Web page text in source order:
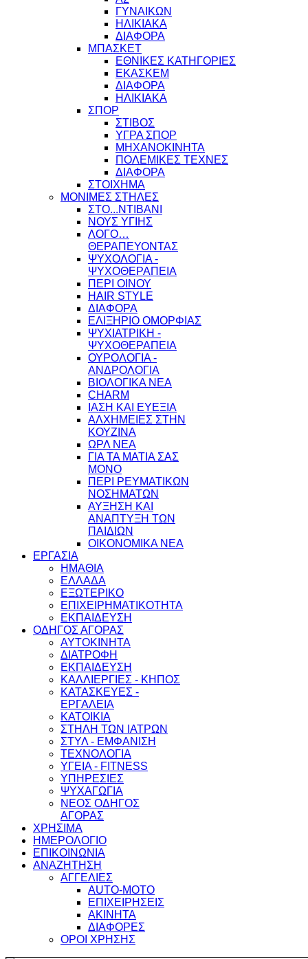
ΓΥΝΑΙΚΩΝ
ΗΛΙΚΙΑΚΑ
ΔΙΑΦΟΡΑ
ΜΠΑΣΚΕΤ
ΕΘΝΙΚΕΣ ΚΑΤΗΓΟΡΙΕΣ
ΕΚΑΣΚΕΜ
ΔΙΑΦΟΡΑ
ΗΛΙΚΙΑΚΑ
ΣΠΟΡ
ΣΤΙΒΟΣ
ΥΓΡΑ ΣΠΟΡ
ΜΗΧΑΝΟΚΙΝΗΤΑ
ΠΟΛΕΜΙΚΕΣ ΤΕΧΝΕΣ
ΔΙΑΦΟΡΑ
ΣΤΟΙΧΗΜΑ
ΜΟΝΙΜΕΣ ΣΤΗΛΕΣ
ΣΤΟ...ΝΤΙΒΑΝΙ
ΝΟΥΣ ΥΓΙΗΣ
ΛΟΓΟ…
ΘΕΡΑΠΕΥΟΝΤΑΣ
ΨΥΧΟΛΟΓΙΑ -
ΨΥΧΟΘΕΡΑΠΕΙΑ
ΠΕΡΙ ΟΙΝΟΥ
HAIR STYLE
ΔΙΑΦΟΡΑ
ΕΛΙΞΗΡΙΟ ΟΜΟΡΦΙΑΣ
ΨΥΧΙΑΤΡΙΚΗ -
ΨΥΧΟΘΕΡΑΠΕΙΑ
ΟΥΡΟΛΟΓΙΑ -
ΑΝΔΡΟΛΟΓΙΑ
ΒΙΟΛΟΓΙΚΑ ΝΕΑ
CHARM
ΙΑΣΗ ΚΑΙ ΕΥΕΞΙΑ
ΑΛΧΗΜΕΙΕΣ ΣΤΗΝ
ΚΟΥΖΙΝΑ
ΩΡΛ ΝEA
ΓΙΑ ΤΑ ΜΑΤΙΑ ΣΑΣ
ΜΟΝΟ
ΠΕΡΙ ΡΕΥΜΑΤΙΚΩΝ
ΝΟΣΗΜΑΤΩΝ
ΑΥΞΗΣΗ ΚΑΙ
ΑΝΑΠΤΥΞΗ ΤΩΝ
ΠΑΙΔΙΩΝ
ΟΙΚΟΝΟΜΙΚΑ ΝΕΑ
ΕΡΓΑΣΙΑ
ΗΜΑΘΙΑ
ΕΛΛΑΔΑ
ΕΞΩΤΕΡΙΚΟ
ΕΠΙΧΕΙΡΗΜΑΤΙΚΟΤΗΤΑ
ΕΚΠΑΙΔΕΥΣΗ
ΟΔΗΓΟΣ ΑΓΟΡΑΣ
ΑΥΤΟΚΙΝΗΤΑ
ΔΙΑΤΡΟΦΗ
ΕΚΠΑΙΔΕΥΣΗ
ΚΑΛΛΙΕΡΓΙΕΣ - ΚΗΠΟΣ
ΚΑΤΑΣΚΕΥΕΣ -
ΕΡΓΑΛΕΙΑ
ΚΑΤΟΙΚΙΑ
ΣΤΗΛΗ ΤΩΝ ΙΑΤΡΩΝ
ΣΤΥΛ - ΕΜΦΑΝΙΣΗ
ΤΕΧΝΟΛΟΓΙΑ
ΥΓΕΙΑ - FITNESS
ΥΠΗΡΕΣΙΕΣ
ΨΥΧΑΓΩΓΙΑ
ΝΕΟΣ ΟΔΗΓΟΣ
ΑΓΟΡΑΣ
ΧΡΗΣΙΜΑ
ΗΜΕΡΟΛΟΓΙΟ
ΕΠΙΚΟΙΝΩΝΙΑ
ΑΝΑΖΗΤΗΣΗ
ΑΓΓΕΛΙΕΣ
AUTO-MOTO
ΕΠΙΧΕΙΡΗΣΕΙΣ
ΑΚΙΝΗΤΑ
ΔΙΑΦΟΡΕΣ
ΟΡΟΙ ΧΡΗΣΗΣ